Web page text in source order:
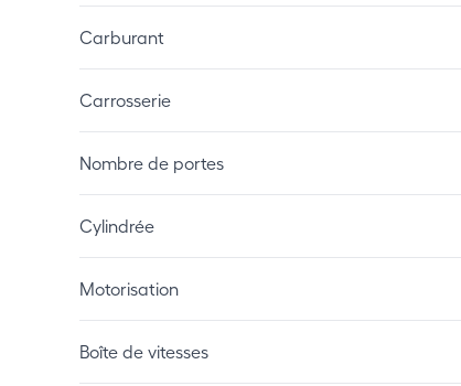
Carburant
Carrosserie
Nombre de portes
Cylindrée
Motorisation
Boîte de vitesses